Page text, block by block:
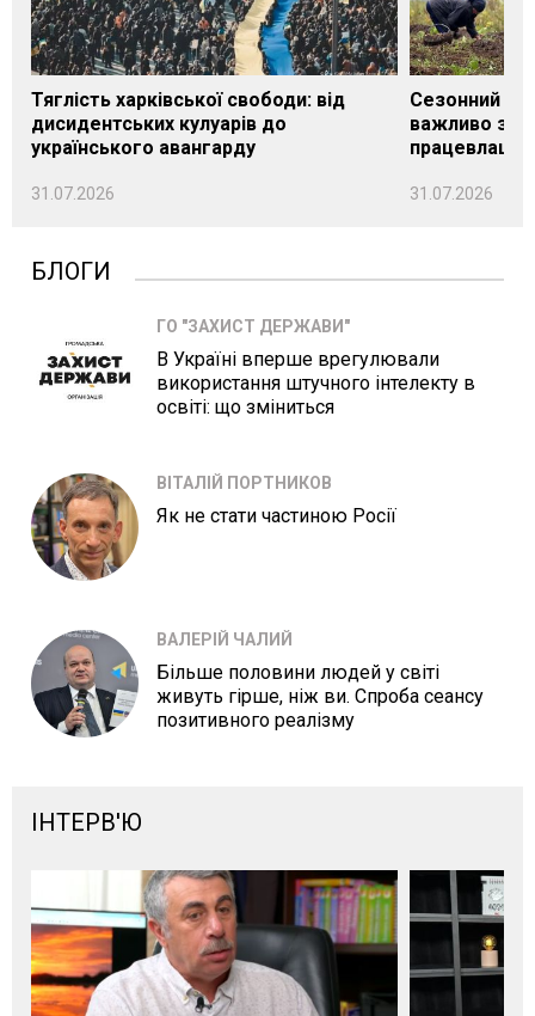
Тяглість харківської свободи: від
дисидентських кулуарів до
українського авангарду
31.07.2026
Сезонний
важливо
31.07.2026
БЛОГИ
ГО "ЗАХИСТ ДЕРЖАВИ"
В Україні вперше врегулювали
використання штучного інтелекту в
освіті: що зміниться
ВІТАЛІЙ ПОРТНИКОВ
Як не стати частиною Росії
ВАЛЕРІЙ ЧАЛИЙ
Більше половини людей у світі
живуть гірше, ніж ви. Спроба сеансу
позитивного реалізму
ІНТЕРВ'Ю